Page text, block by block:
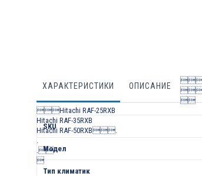
ХАРАКТЕРИСТИКИ ОПИСАНИЕ
Характеристики
SKU
Модел
Тип климатик

Hitachi RAF-25RXB
Hitachi RAF-35RXB
Hitachi RAF-50RXB

